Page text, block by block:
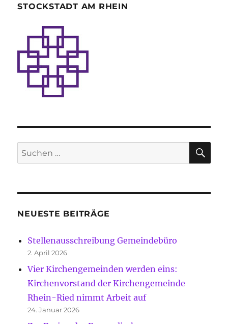
STOCKSTADT AM RHEIN
Suche
nach:
NEUESTE BEITRÄGE
Stellenausschreibung Gemeindebüro
2. April 2026
Vier Kirchengemeinden werden eins:
Kirchenvorstand der Kirchengemeinde
Rhein-Ried nimmt Arbeit auf
24. Januar 2026